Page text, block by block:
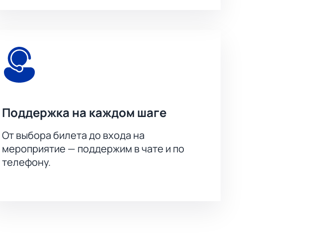
Поддержка на каждом шаге
От выбора билета до входа на
мероприятие — поддержим в чате и по
телефону.